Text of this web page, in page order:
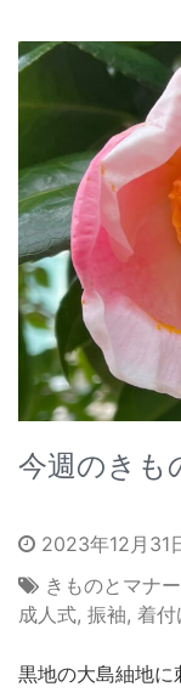
今週のきも
2023年12月31
きものとマナー
成人式, 振袖, 着付
黒地の大島紬地に